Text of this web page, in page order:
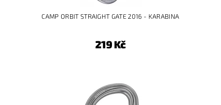
CAMP ORBIT STRAIGHT GATE 2016 - KARABINA
219 Kč